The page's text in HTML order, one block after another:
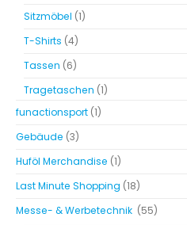
Sitzmöbel (1)
T-Shirts (4)
Tassen (6)
Tragetaschen (1)
funactionsport (1)
Gebäude (3)
Huföl Merchandise (1)
Last Minute Shopping (18)
Messe- & Werbetechnik (55)